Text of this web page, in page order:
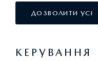
ДОЗВОЛИТИ УСІ
КЕРУВАННЯ